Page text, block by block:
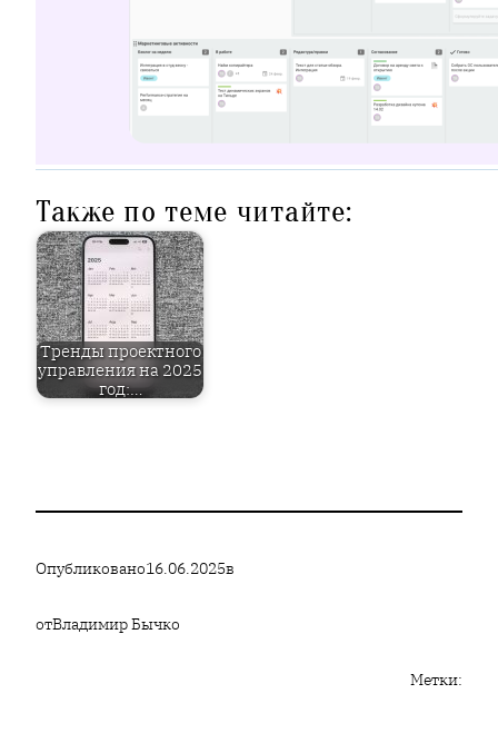
Также по теме читайте:
Тренды проектного
управления на 2025
год:…
Опубликовано16.06.2025в
отВладимир Бычко
Метки: